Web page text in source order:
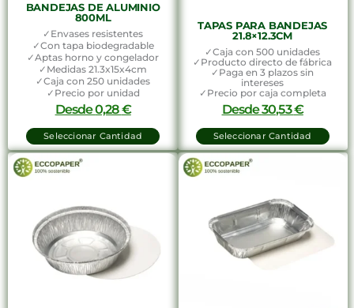
BANDEJAS DE ALUMINIO
800ML
✓Envases resistentes
✓Con tapa biodegradable
✓Aptas horno y congelador
✓Medidas 21.3x15x4cm
✓Caja con 250 unidades
✓Precio por unidad
Desde0,28€
Seleccionar Cantidad
TAPAS PARA BANDEJAS
21.8×12.3CM
✓Caja con 500 unidades
✓Producto directo de fábrica
✓Paga en 3 plazos sin
intereses
✓Precio por caja completa
Desde30,53€
Seleccionar Cantidad